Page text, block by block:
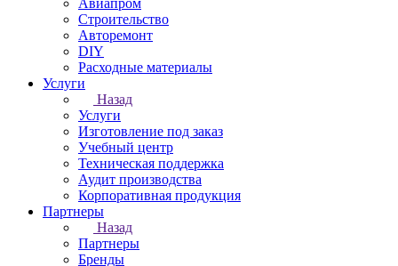
Авиапром
Строительство
Авторемонт
DIY
Расходные материалы
Услуги
Назад
Услуги
Изготовление под заказ
Учебный центр
Техническая поддержка
Аудит производства
Корпоративная продукция
Партнеры
Назад
Партнеры
Бренды